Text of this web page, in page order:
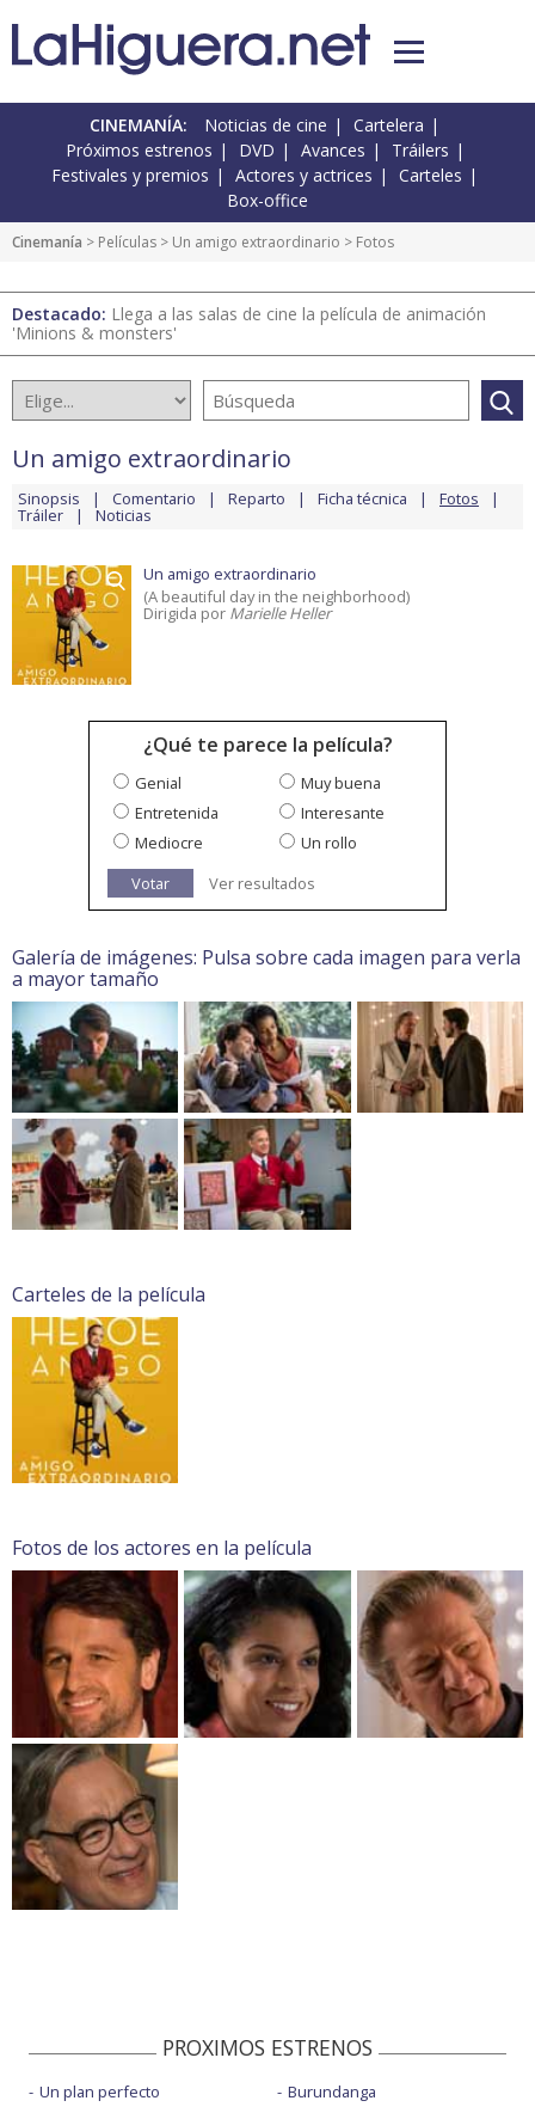
CINEMANÍA: Noticias de cine
Cartelera
Próximos estrenos
DVD Avances
Tráilers
Festivales y premios
Actores y actrices
Carteles
Box-office
Cinemanía > Películas > Un amigo extraordinario > Fotos
Destacado: Llega a las salas de cine la película de animación
'Minions & monsters'
Un amigo extraordinario
Sinopsis Comentario Reparto Ficha técnica Fotos
Tráiler Noticias
Un amigo extraordinario
(A beautiful day in the neighborhood)
Dirigida por Marielle Heller
¿Qué te parece la película?
Genial
Muy buena
Entretenida
Interesante
Mediocre
Un rollo
Votar
Ver resultados
Galería de imágenes: Pulsa sobre cada imagen para verla
a mayor tamaño
Carteles de la película
Fotos de los actores en la película
PROXIMOS ESTRENOS
Un plan perfecto
Burundanga